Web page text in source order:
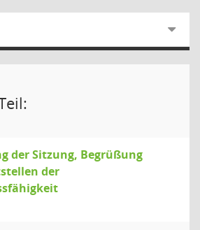
der Sitzung, Begrüßung
der